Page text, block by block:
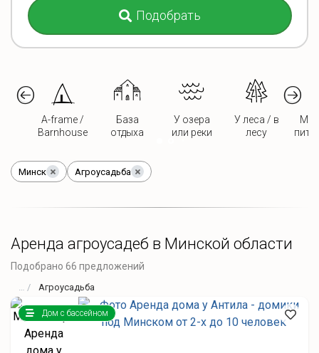
Подобрать
A-frame /
Barnhouse
База
отдыха
У озера
или реки
У леса / в
лесу
Минск Агроусадьба
Аренда агроусадеб в Минской области
Подобрано 66 предложений
Агроусадьба
Дом с бассейном